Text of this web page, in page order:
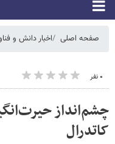
صفحه اصلی اخبار دانش و
۰ نفر
چشم‌انداز
کاتدرال